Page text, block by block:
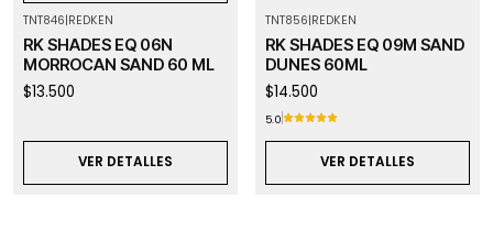
TNT846|REDKEN
RK SHADES EQ 06N
MORROCAN SAND 60 ML
$13.500
VER DETALLES
TNT856|REDKEN
RK SHADES EQ 09M SAND
DUNES 60ML
$14.500
5.0
VER DETALLES